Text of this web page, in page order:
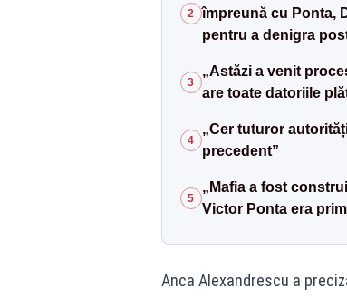
2
împreună cu Ponta,
pentru a denigra
3
„Astăzi a venit
are toate datoriile
4
„Cer tuturor
precedent”
5
„Mafia a fost
Victor Ponta era
Anca Alexandrescu a